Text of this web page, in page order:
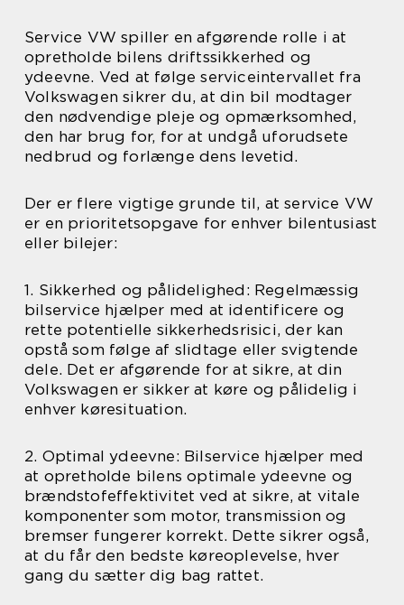
Service VW spiller en afgørende rolle i at
opretholde bilens driftssikkerhed og
ydeevne. Ved at følge serviceintervallet fra
Volkswagen sikrer du, at din bil modtager
den nødvendige pleje og opmærksomhed,
den har brug for, for at undgå uforudsete
nedbrud og forlænge dens levetid.
Der er flere vigtige grunde til, at service VW
er en prioritetsopgave for enhver bilentusiast
eller bilejer:
1. Sikkerhed og pålidelighed: Regelmæssig
bilservice hjælper med at identificere og
rette potentielle sikkerhedsrisici, der kan
opstå som følge af slidtage eller svigtende
dele. Det er afgørende for at sikre, at din
Volkswagen er sikker at køre og pålidelig i
enhver køresituation.
2. Optimal ydeevne: Bilservice hjælper med
at opretholde bilens optimale ydeevne og
brændstofeffektivitet ved at sikre, at vitale
komponenter som motor, transmission og
bremser fungerer korrekt. Dette sikrer også,
at du får den bedste køreoplevelse, hver
gang du sætter dig bag rattet.